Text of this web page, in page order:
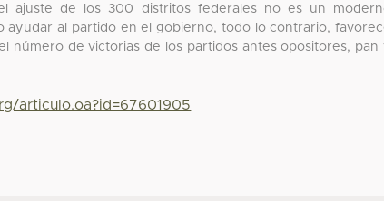
ajuste de los 300 distritos federales no es un
al partido en el gobierno, todo lo contrario,
número de victorias de los partidos antes opositores, pan
articulo.oa?id=67601905